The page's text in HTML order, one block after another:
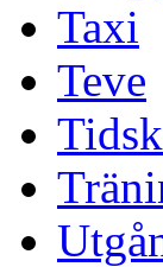
Taxi
Teve